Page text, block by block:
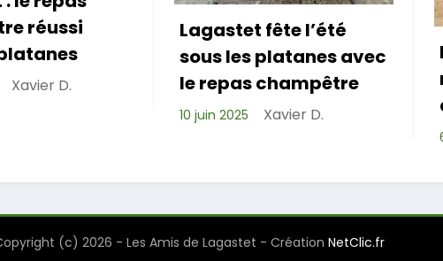
fête l’été
les platanes avec
champêtre
Repas de cohésion
réussi pour les Amis
de Lagastet !
(c) 2026 - Les Amis de Lagastet - Création NetClic.fr